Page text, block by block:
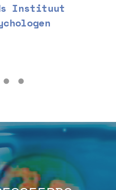
Instituut